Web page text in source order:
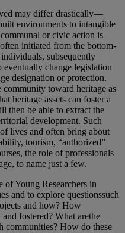
may differ drastically—
environments to intangible
or civic action is
initiated from the bottom-
subsequently
change legislation
designation or protection.
toward heritage as
heritage assets can foster a
then be able to extract the
development. Such
lives and often bring about
tourism, “authorized”
the role of professionals
to name just a few.
Young Researchers in
and to explore questionssuch
and how? How
fostered? What arethe
communities? How do these